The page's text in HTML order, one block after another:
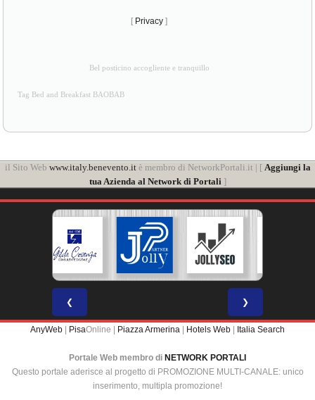
[ Privacy ]
Bel posticino accogliente e tranquillo
Tag Bed and Breakfast BAOBAB
il Sito Web www.italy.benevento.itè membro di NetworkPortali.it | [ Aggiungi la
tua Azienda al Network di Portali]
❮ ❯
AnyWeb PisaOnline | Piazza Armerina Hotels Web Italia Search
Portale Web membro di NETWORK PORTALI
Questo portale aderisce al progetto di PROMOZIONE MULTI-CANALE: unico
inserimento, multipla promozione!